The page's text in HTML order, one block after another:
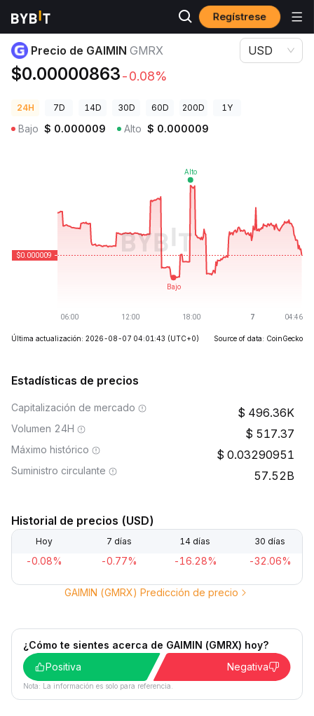
Regístrese
Precios de Criptomonedas Precio de GAIMIN GMRX
Precio de GAIMIN GMRX
$0.00000863-0.08%
USD
24H 7D 14D 30D 60D 200D 1Y
Bajo $ 0.000009 Alto $ 0.000009
Última actualización: 2026-08-07 04:01:43 (UTC+0) Source of data: CoinGecko
Estadísticas de precios
Capitalización de mercado 496.36K
Volumen 24H 517.37
Máximo histórico 0.03290951
Suministro circulante 57.52B
Historial de precios (USD)
Hoy 7 días 14 días 30 días
-0.08% -0.77% -16.28% -32.06%
GAIMIN (GMRX) Predicción de precio
¿Cómo te sientes acerca de GAIMIN (GMRX) hoy?
Positiva
Negativa
Nota: La información es solo para referencia.